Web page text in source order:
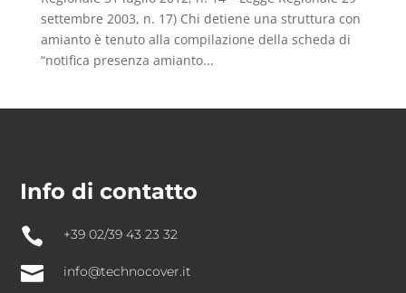
settembre 2003, n. 17) Chi detiene una struttura con
amianto è tenuto alla compilazione della scheda di
“notifica presenza amianto...
Info di contatto
 +39 02/39 43 23 32
 info@technocover.it